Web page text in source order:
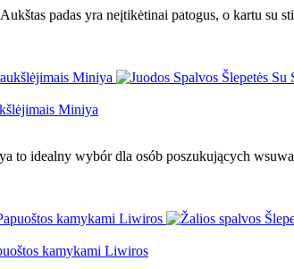
padas yra neįtikėtinai patogus, o kartu su
Miniya
to idealny wybór dla osób poszukujących
kamykami Liwiros